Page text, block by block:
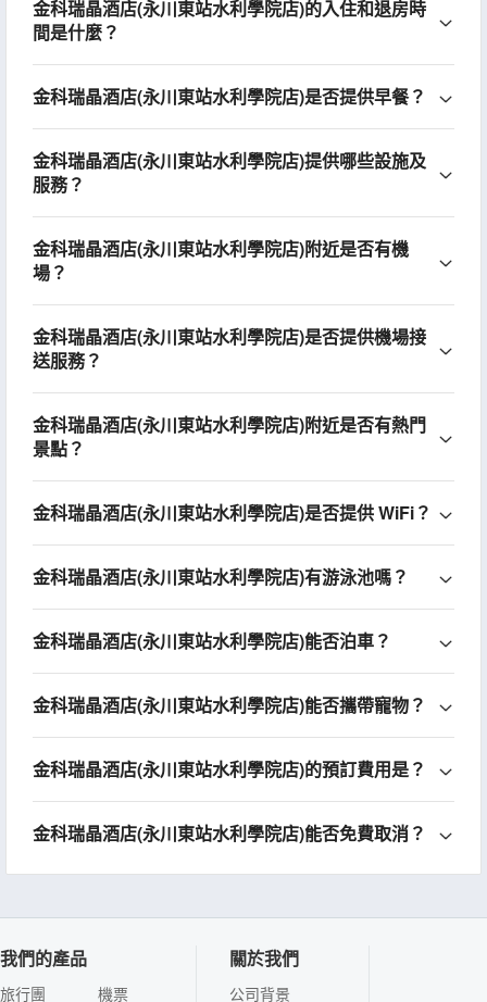
金科瑞晶酒店(永川東站水利學院店)的入住和退房時
間是什麼？
金科瑞晶酒店(永川東站水利學院店)是否提供早餐？
金科瑞晶酒店(永川東站水利學院店)提供哪些設施及
服務？
金科瑞晶酒店(永川東站水利學院店)附近是否有機
場？
金科瑞晶酒店(永川東站水利學院店)是否提供機場接
送服務？
金科瑞晶酒店(永川東站水利學院店)附近是否有熱門
景點？
金科瑞晶酒店(永川東站水利學院店)是否提供 WiFi？
金科瑞晶酒店(永川東站水利學院店)有游泳池嗎？
金科瑞晶酒店(永川東站水利學院店)能否泊車？
金科瑞晶酒店(永川東站水利學院店)能否攜帶寵物？
金科瑞晶酒店(永川東站水利學院店)的預訂費用是？
金科瑞晶酒店(永川東站水利學院店)能否免費取消？
我們的產品
旅行團
機票
關於我們
公司背景